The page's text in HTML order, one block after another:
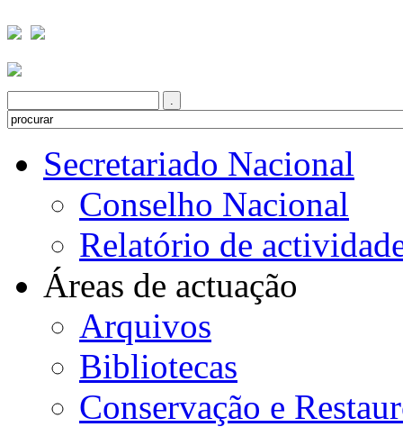
Secretariado Nacional
Conselho Nacional
Relatório de
Áreas de actuação
Arquivos
Bibliotecas
Conservação e